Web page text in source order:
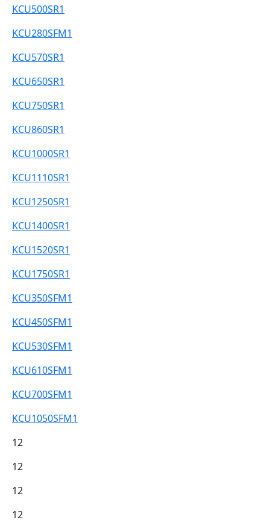
KCU500SR1
KCU280SFM1
KCU570SR1
KCU650SR1
KCU750SR1
KCU860SR1
KCU1000SR1
KCU1110SR1
KCU1250SR1
KCU1400SR1
KCU1520SR1
KCU1750SR1
KCU350SFM1
KCU450SFM1
KCU530SFM1
KCU610SFM1
KCU700SFM1
KCU1050SFM1
12
12
12
12